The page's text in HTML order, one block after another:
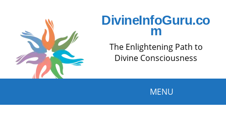
DivineInfoGuru.co
m
The Enlightening Path to
Divine Consciousness
MENU